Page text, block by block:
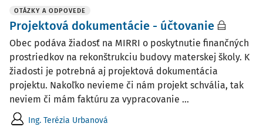
OTÁZKY A ODPOVEDE
Projektová dokumentácie - účtovanie
Obec podáva žiadosť na MIRRI o poskytnutie finančných
prostriedkov na rekonštrukciu budovy materskej školy. K
žiadosti je potrebná aj projektová dokumentácia
projektu. Nakoľko nevieme či nám projekt schvália, tak
neviem či mám faktúru za vypracovanie ...
Ing. Terézia Urbanová